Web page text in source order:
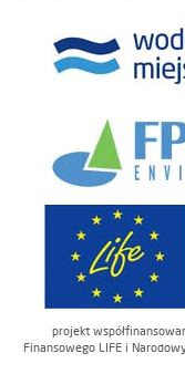
projekt
Finansowego LIFE i